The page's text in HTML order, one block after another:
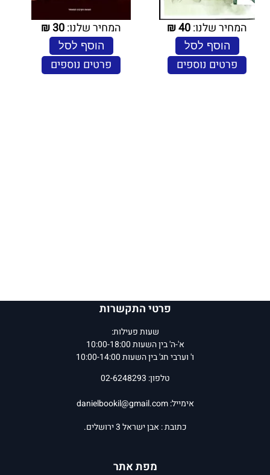
המחיר שלנו:40
₪
הוסף לסל
פרטים נוספים
המחיר שלנו:30
₪
הוסף לסל
פרטים נוספים
פרטי התקשרות
שעות פעילות:
א'-ה' בין השעות 10:00-18:00
ו' וערבי חג' בין השעות 10:00-14:00
טלפון: 02-6248293
אימייל:danielbookil@gmail.com
כתובת : אבן ישראל 3 ירושלים.
מפת אתר